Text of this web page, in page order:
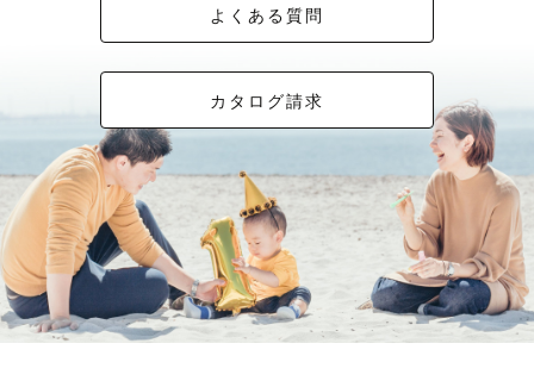
よくある質問
カタログ請求